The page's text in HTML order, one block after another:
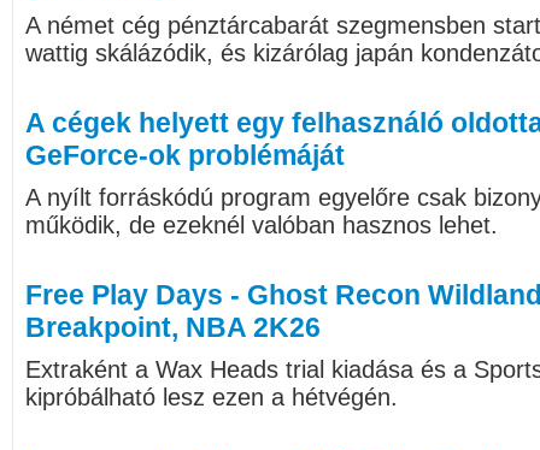
A német cég pénztárcabarát szegmensben
wattig skálázódik, és kizárólag japán
A cégek helyett egy felhasználó
GeForce-ok problémáját
A nyílt forráskódú program egyelőre csak
működik, de ezeknél valóban hasznos lehet.
Free Play Days - Ghost Recon
Breakpoint, NBA 2K26
Extraként a Wax Heads trial kiadása és a
kipróbálható lesz ezen a hétvégén.